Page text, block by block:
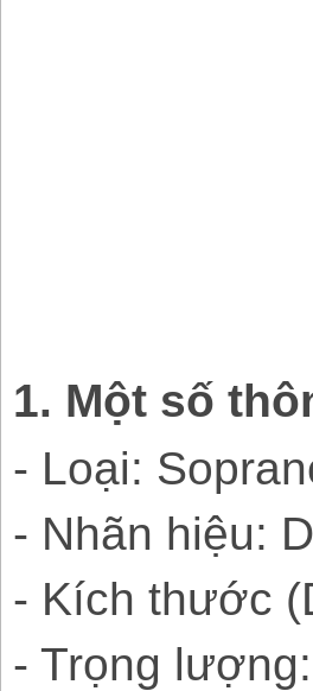
1. Một số
- Loại:
- Nhãn hiệu:
- Kích thước
- Trọng